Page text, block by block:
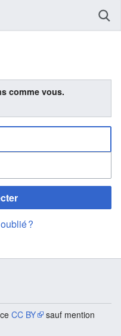
comme vous.
?
CC BY
sauf mention